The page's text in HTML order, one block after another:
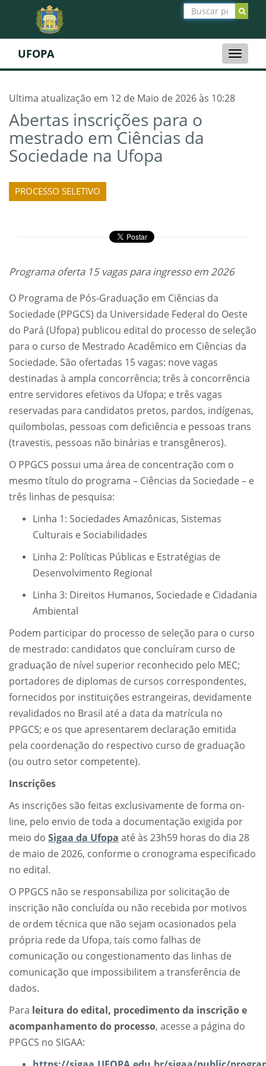
Toggle
UFOPA
Ultima atualização em 12 de Maio de 2026 às 10:28
Abertas inscrições para o
mestrado em Ciências da
Sociedade na Ufopa
PROCESSO SELETIVO
Programa oferta 15 vagas para ingresso em 2026
O Programa de Pós-Graduação em Ciências da
Sociedade (PPGCS) da Universidade Federal do Oeste
do Pará (Ufopa) publicou edital do processo de seleção
para o curso de Mestrado Acadêmico em Ciências da
Sociedade. São ofertadas 15 vagas: nove vagas
destinadas à ampla concorrência; três à concorrência
entre servidores efetivos da Ufopa; e três vagas
reservadas para candidatos pretos, pardos, indígenas,
quilombolas, pessoas com deficiência e pessoas trans
(travestis, pessoas não binárias e transgêneros).
O PPGCS possui uma área de concentração com o
mesmo título do programa – Ciências da Sociedade – e
três linhas de pesquisa:
Linha 1: Sociedades Amazônicas, Sistemas
Culturais e Sociabilidades
Linha 2: Políticas Públicas e Estratégias de
Desenvolvimento Regional
Linha 3: Direitos Humanos, Sociedade e Cidadania
Ambiental
Podem participar do processo de seleção para o curso
de mestrado: candidatos que concluíram curso de
graduação de nível superior reconhecido pelo MEC;
portadores de diplomas de cursos correspondentes,
fornecidos por instituições estrangeiras, devidamente
revalidados no Brasil até a data da matrícula no
PPGCS; e os que apresentarem declaração emitida
pela coordenação do respectivo curso de graduação
(ou outro setor competente).
Inscrições
As inscrições são feitas exclusivamente de forma on-
line, pelo envio de toda a documentação exigida por
meio do Sigaa da Ufopa até às 23h59 horas do dia 28
de maio de 2026, conforme o cronograma especificado
no edital.
O PPGCS não se responsabiliza por solicitação de
inscrição não concluída ou não recebida por motivos
de ordem técnica que não sejam ocasionados pela
própria rede da Ufopa, tais como falhas de
comunicação ou congestionamento das linhas de
comunicação que impossibilitem a transferência de
dados.
Para leitura do edital, procedimento da inscrição e
acompanhamento do processo, acesse a página do
PPGCS no SIGAA: